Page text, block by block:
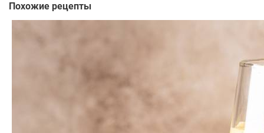
Похожие рецепты